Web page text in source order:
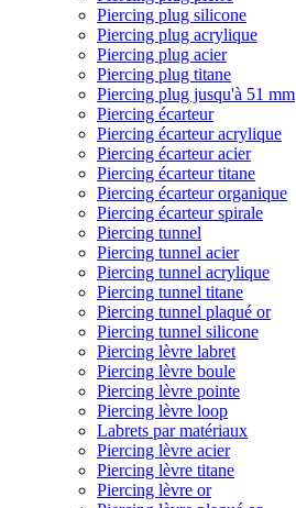
Piercing plug silicone
Piercing plug acrylique
Piercing plug acier
Piercing plug titane
Piercing plug jusqu'à 51 mm
Piercing écarteur
Piercing écarteur acrylique
Piercing écarteur acier
Piercing écarteur titane
Piercing écarteur organique
Piercing écarteur spirale
Piercing tunnel
Piercing tunnel acier
Piercing tunnel acrylique
Piercing tunnel titane
Piercing tunnel plaqué or
Piercing tunnel silicone
Piercing lèvre labret
Piercing lèvre boule
Piercing lèvre pointe
Piercing lèvre loop
Labrets par matériaux
Piercing lèvre acier
Piercing lèvre titane
Piercing lèvre or